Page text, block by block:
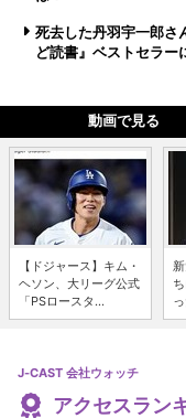
死去した丹羽宇一郎
ど読書』ベストセラー
動画で見る
【ドジャース】キム・
ヘソン、大リーグ公式
「PSロースタ...
J-CAST 会社ウォッチ
アクセスラン